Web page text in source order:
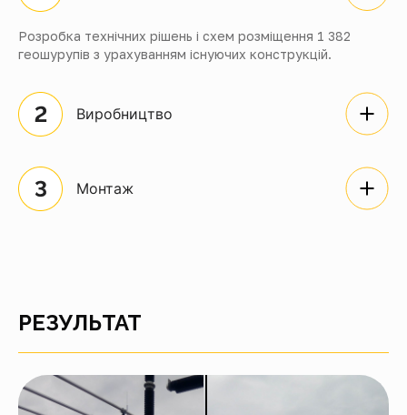
Розробка технічних рішень і схем розміщення 1 382
геошурупів з урахуванням існуючих конструкцій.
Виробництво
Монтаж
РЕЗУЛЬТАТ